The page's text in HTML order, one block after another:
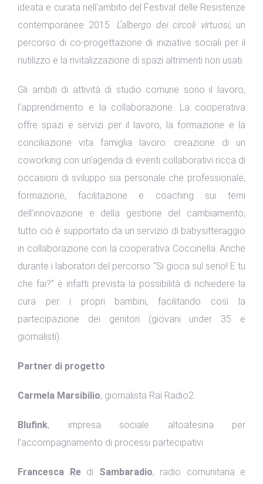
ideata e curata nell’ambito del Festival delle Resistenze
contemporanee 2015: L’albergo dei circoli virtuosi, un
percorso di co-progettazione di iniziative sociali per il
riutilizzo e la rivitalizzazione di spazi altrimenti non usati.
Gli ambiti di attività di studio comune sono il lavoro,
l’apprendimento e la collaborazione. La cooperativa
offre spazi e servizi per il lavoro, la formazione e la
conciliazione vita famiglia lavoro: creazione di un
coworking con un’agenda di eventi collaborativi ricca di
occasioni di sviluppo sia personale che professionale,
formazione, facilitazione e coaching sui temi
dell’innovazione e della gestione del cambiamento;
tutto ciò è supportato da un servizio di babysitteraggio
in collaborazione con la cooperativa Coccinella. Anche
durante i laboratori del percorso “Si gioca sul serio! E tu
che fai?” è infatti prevista la possibilità di richiedere la
cura per i propri bambini, facilitando così la
partecipazione dei genitori (giovani under 35 e
giornalisti).
Partner di progetto
Carmela Marsibilio, giornalista Rai Radio2
Blufink, impresa sociale altoatesina per
l’accompagnamento di processi partecipativi
Francesca Redi Sambaradio, radio comunitaria e